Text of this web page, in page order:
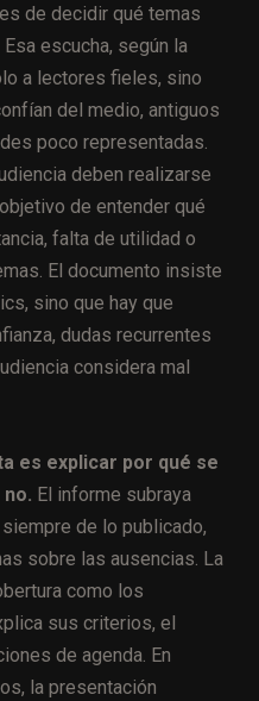
de decidir qué temas
escucha, según la
a lectores fieles, sino
del medio, antiguos
poco representadas.
deben realizarse
de entender qué
falta de utilidad o
El documento insiste
sino que hay que
dudas recurrentes
considera mal
es explicar por qué se
El informe subraya
de lo publicado,
sobre las ausencias. La
como los
sus criterios, el
de agenda. En
la presentación